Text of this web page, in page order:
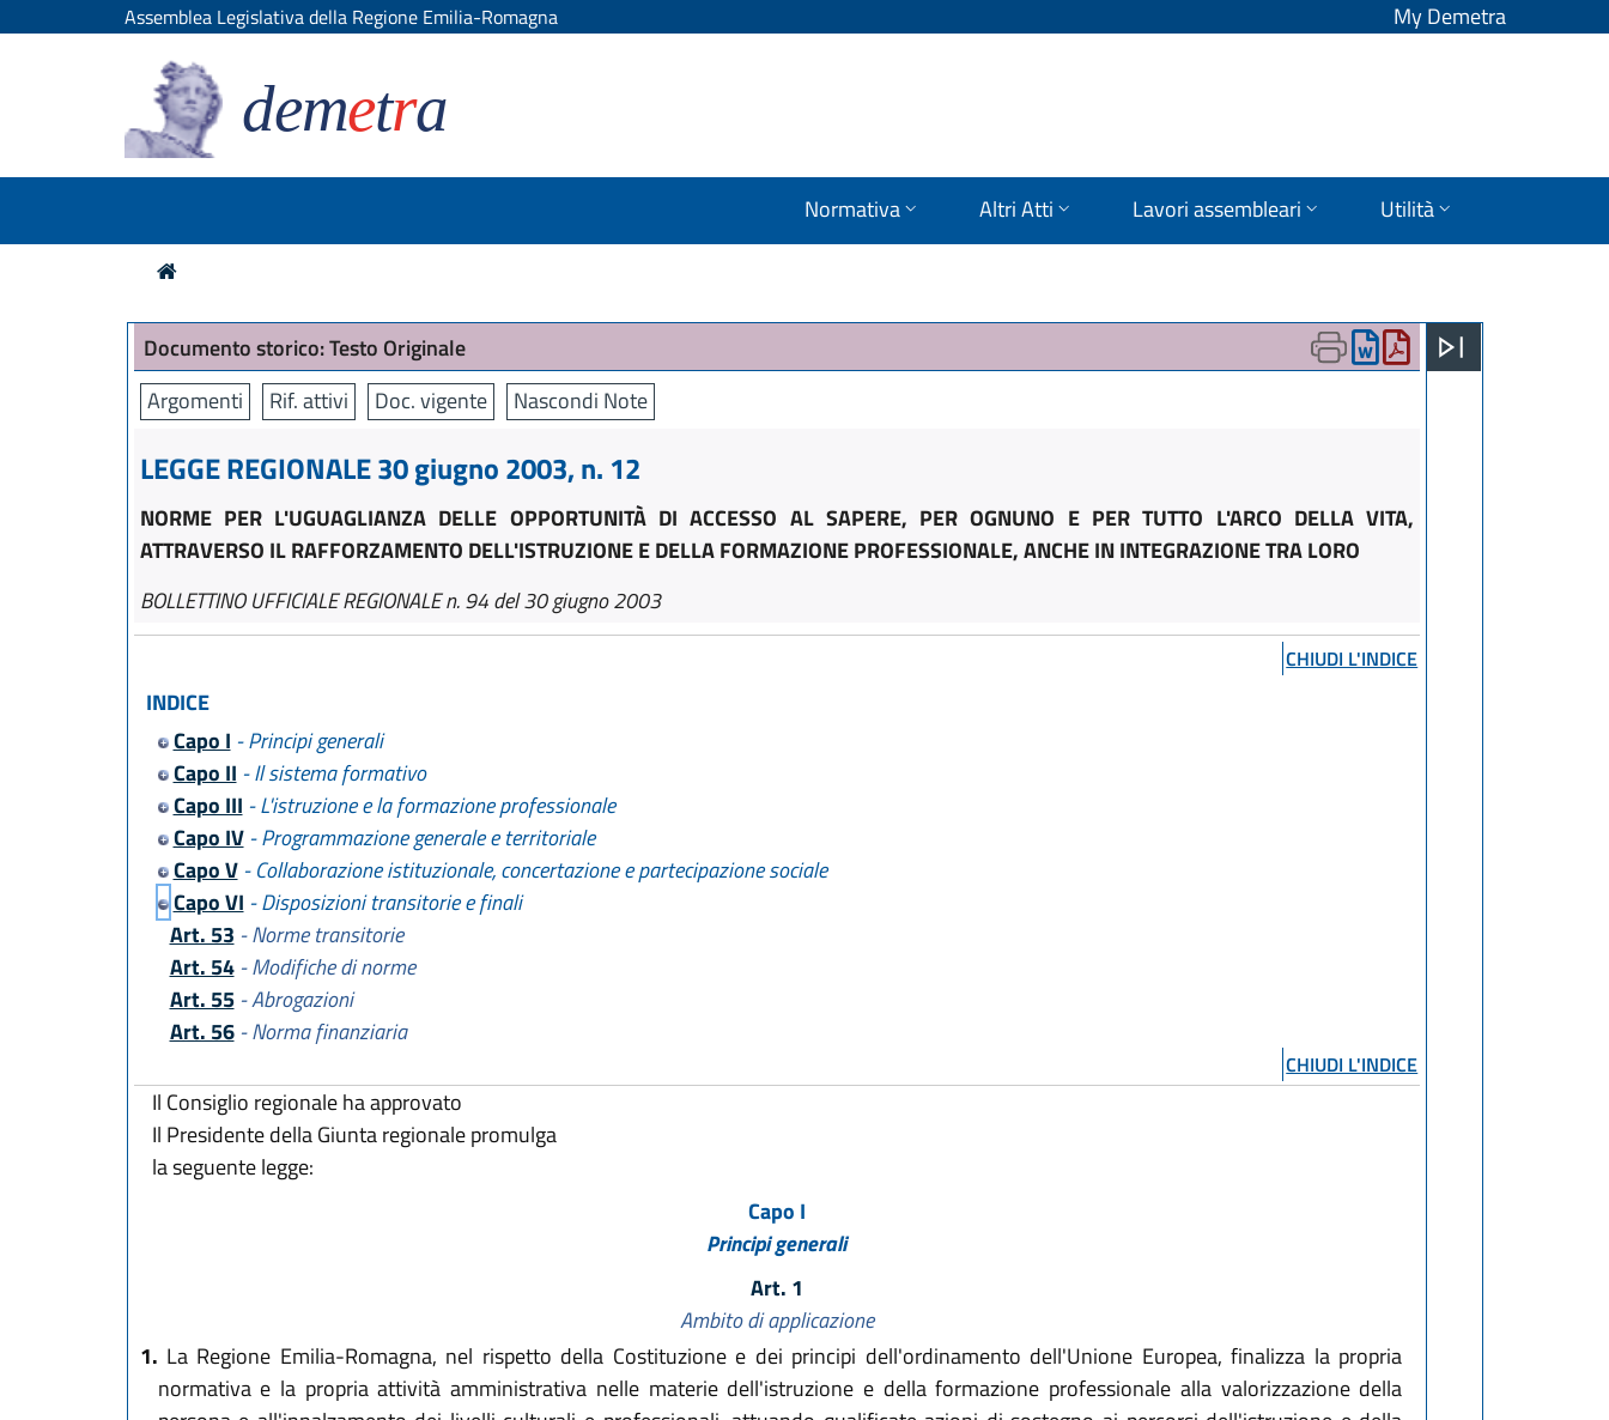
Assemblea Legislativa della Regione Emilia-Romagna My Demetra
demetra
Normativa Altri Atti Lavori assembleari Utilità
Documento storico: Testo Originale
Argomenti
Rif. attivi Doc. vigente Nascondi Note
LEGGE REGIONALE 30 giugno 2003, n. 12
NORME PER L'UGUAGLIANZA DELLE OPPORTUNITÀ DI ACCESSO AL SAPERE, PER OGNUNO E PER TUTTO L'ARCO DELLA VITA,
ATTRAVERSO IL RAFFORZAMENTO DELL'ISTRUZIONE E DELLA FORMAZIONE PROFESSIONALE, ANCHE IN INTEGRAZIONE TRA LORO
BOLLETTINO UFFICIALE REGIONALE n. 94 del 30 giugno 2003
CHIUDI L'INDICE
INDICE
Capo I - Principi generali
Capo II - Il sistema formativo
Capo III - L'istruzione e la formazione professionale
Capo IV- Programmazione generale e territoriale
Capo V- Collaborazione istituzionale, concertazione e partecipazione sociale
Capo VI - Disposizioni transitorie e finali
Art. 53 - Norme transitorie
Art. 54- Modifiche di norme
Art. 55- Abrogazioni
Art. 56- Norma finanziaria
CHIUDI L'INDICE
Il Consiglio regionale ha approvato
Il Presidente della Giunta regionale promulga
la seguente legge:
Capo I
Principi generali
Art. 1
Ambito di applicazione
1. La Regione Emilia-Romagna, nel rispetto della Costituzione e dei principi dell'ordinamento dell'Unione Europea, finalizza la propria
normativa e la propria attività amministrativa nelle materie dell'istruzione e della formazione professionale alla valorizzazione della